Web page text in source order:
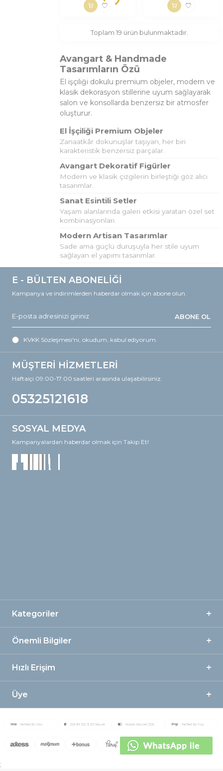
Toplam 19 ürün bulunmaktadır.
Avangart & Handmade
Tasarımların Özü
El işçiliği dokulu premium objeler, modern ve
klasik dekorasyon stillerine uyum sağlayarak
salon ve konsollarda benzersiz bir atmosfer
oluşturur.
El İşçiliği Premium Objeler
Zanaatkâr dokunuşlar taşıyan, her biri
karakteristik benzersiz parçalar.
Avangart Dekoratif Figürler
Modern ve klasik çizgilerin birleştiği göz alıcı
tasarımlar.
Sanat Esintili Setler
Yaşam alanlarında galeri etkisi yaratan özel set
kombinasyonları.
Modern Artisan Tasarımlar
Sade ama güçlü duruşuyla her stile uyum
sağlayan el yapımı tasarımlar.
MÜŞTERİ HİZMETLERİ
Haftaiçi 09:00-17:00 saatleri arasında ulaşabilirsiniz.
05325121618
E - BÜLTEN ABONELİĞİ
Kampanya ve indirimlerden haberdar olmak için abone olun.
ABONE OL
KVKK Sözleşmesi'ni , okudum, kabul ediyorum.
SOSYAL MEDYA
Kampanyalardan haberdar olmak için Takip Et!
Kategoriler
Önemli Bilgiler
Hızlı Erişim
Üye
;